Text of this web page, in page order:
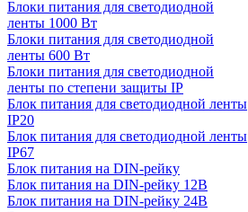
Блоки питания для светодиодной
ленты 1000 Вт
Блоки питания для светодиодной
ленты 600 Вт
Блоки питания для светодиодной
ленты по степени защиты IP
Блок питания для светодиодной ленты
IP20
Блок питания для светодиодной ленты
IP67
Блок питания на DIN-рейку
Блок питания на DIN-рейку 12В
Блок питания на DIN-рейку 24В